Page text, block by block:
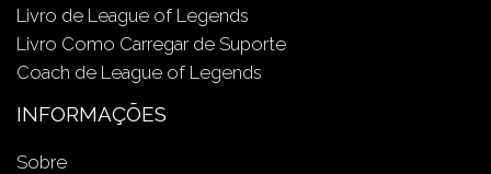
Livro de League of Legends
Livro Como Carregar de Suporte
Coach de League of Legends
INFORMAÇÕES
Sobre